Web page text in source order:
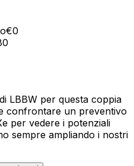
€0
LBBW per questa coppia
confrontare un preventivo
per vedere i potenziali
sempre ampliando i nostri